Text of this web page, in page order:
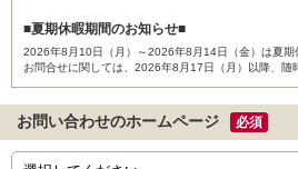
■夏期休暇期間のお知らせ■
2026年8月10日（月）～2026年8月14日（金）は夏期
お問合せに関しては、2026年8月17日（月）以降、随
お問い合わせのホームページ 必須